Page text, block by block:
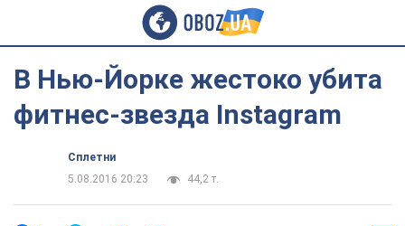
В Нью-Йорке жестоко убита
фитнес-звезда Instagram
Сплетни
5.08.2016 20:23
44,2 т.